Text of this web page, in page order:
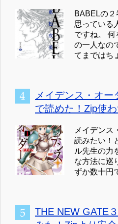
BABELの２
思っている
ですね。
の一人なの
てまではち
メイデンス・オ
で読めた！Zip使
メイデンス
読みたい！
ル先生の力
な方法に巡
ずか数十円
THE NEW GATE